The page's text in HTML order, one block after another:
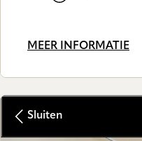
MEER INFORMATIE
Sluiten